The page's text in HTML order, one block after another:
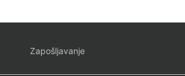
Zapošljavanje